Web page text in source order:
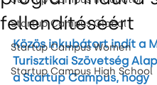
Startup Campus Global
Startup Campus Women
Startup Campus High School
fellendítéséért
Közös inkubátort indít a
Turisztikai Szövetség
a Startup Campus, hogy